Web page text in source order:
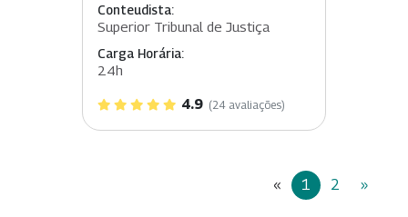
Conteudista:
Superior Tribunal de Justiça
Carga Horária:
24h
4.9 (24 avaliações)
« 1 2 »